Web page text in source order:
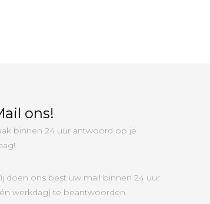
ons!
binnen 24 uur antwoord op je
doen ons best uw mail binnen 24 uur
werkdag) te beantwoorden.